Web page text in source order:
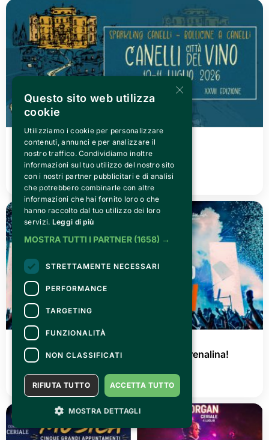
VENERDÌ 03 LUGLIO 2026
Canelli città del Vino 2026
LEGGI TUTTO
GIOVEDÌ 02 LUGLIO 2026
AGRISHOW 2026: tre giorni di pura adrenalina!
LEGGI TUTTO
×
Questo sito web utilizza
cookie
Utilizziamo i cookie per personalizzare
contenuti, annunci e per analizzare il
nostro traffico. Condividiamo inoltre
informazioni sul tuo utilizzo del nostro sito
con i nostri partner pubblicitari e di analisi
che potrebbero combinarle con altre
informazioni che hai fornito loro o che
hanno raccolto dal tuo utilizzo dei loro
servizi. Leggi di più
MOSTRA TUTTI I PARTNER (1658) →
STRETTAMENTE NECESSARI
PERFORMANCE
TARGETING
FUNZIONALITÀ
NON CLASSIFICATI
ACCETTA TUTTO
RIFIUTA TUTTO
MOSTRA DETTAGLI